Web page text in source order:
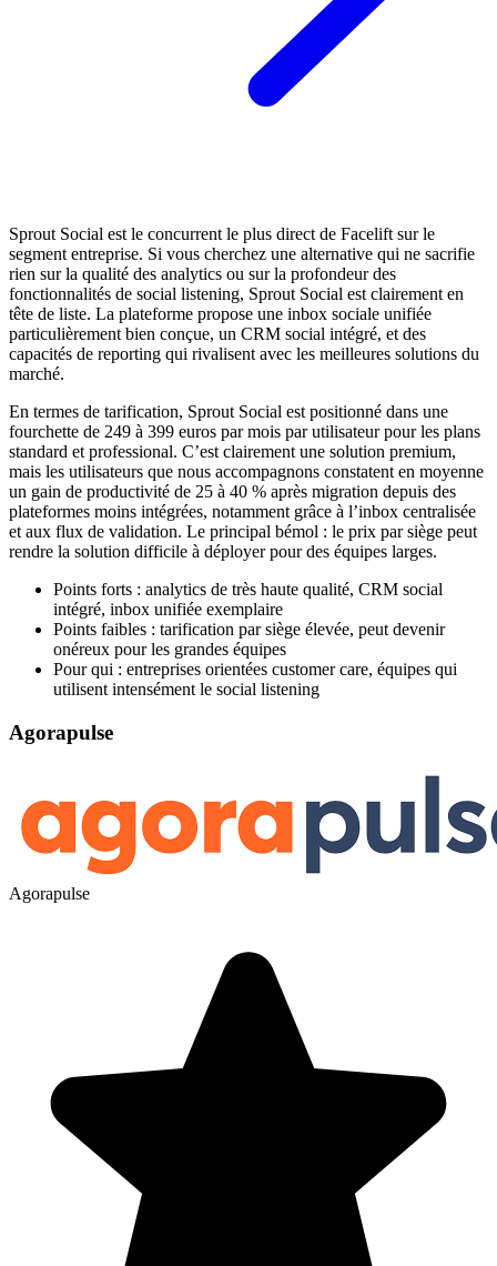
Sprout Social est le concurrent le plus direct de Facelift sur le
segment entreprise. Si vous cherchez une alternative qui ne sacrifie
rien sur la qualité des analytics ou sur la profondeur des
fonctionnalités de social listening, Sprout Social est clairement en
tête de liste. La plateforme propose une inbox sociale unifiée
particulièrement bien conçue, un CRM social intégré, et des
capacités de reporting qui rivalisent avec les meilleures solutions du
marché.
En termes de tarification, Sprout Social est positionné dans une
fourchette de 249 à 399 euros par mois par utilisateur pour les plans
standard et professional. C’est clairement une solution premium,
mais les utilisateurs que nous accompagnons constatent en moyenne
un gain de productivité de 25 à 40 % après migration depuis des
plateformes moins intégrées, notamment grâce à l’inbox centralisée
et aux flux de validation. Le principal bémol : le prix par siège peut
rendre la solution difficile à déployer pour des équipes larges.
Points forts : analytics de très haute qualité, CRM social
intégré, inbox unifiée exemplaire
Points faibles : tarification par siège élevée, peut devenir
onéreux pour les grandes équipes
Pour qui : entreprises orientées customer care, équipes qui
utilisent intensément le social listening
Agorapulse
Agorapulse